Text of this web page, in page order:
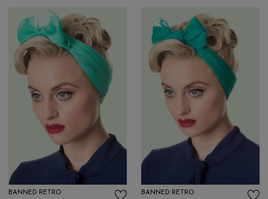
BANNED RETRO BANNED RETRO